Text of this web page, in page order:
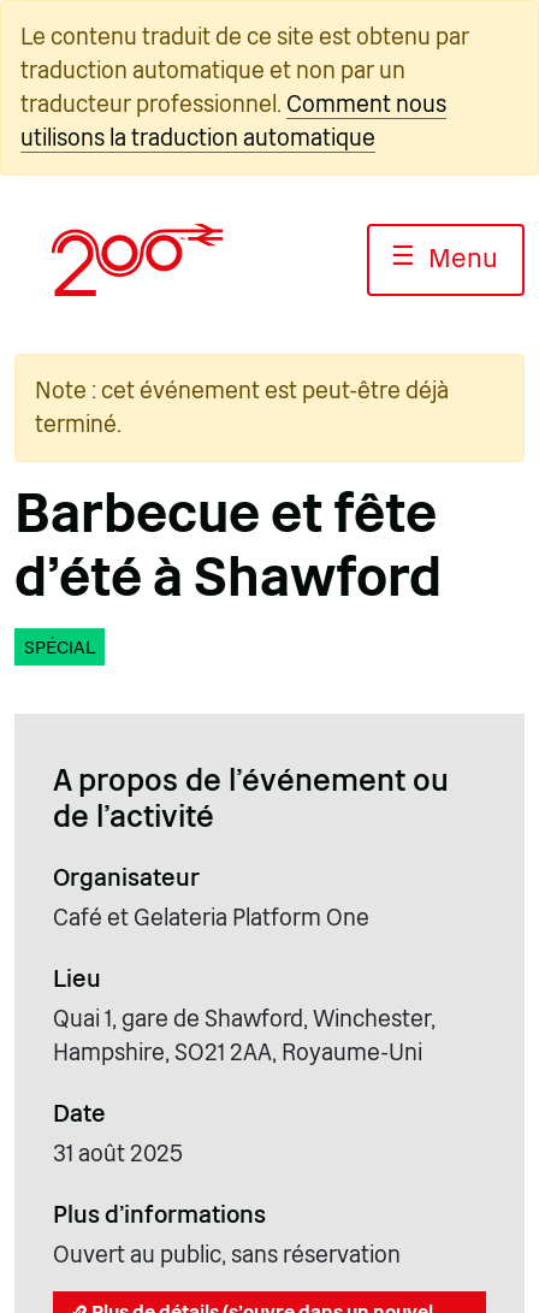
content
Le contenu traduit de ce site est obtenu par
traduction automatique et non par un
traducteur professionnel. Comment nous
utilisons la traduction automatique
☰ Menu
Note : cet événement est peut-être déjà
terminé.
Barbecue et fête
d'été à Shawford
SPÉCIAL
A propos de l'événement ou
de l'activité
Organisateur
Café et Gelateria Platform One
Lieu
Quai 1, gare de Shawford, Winchester,
Hampshire, SO21 2AA, Royaume-Uni
Date
31 août 2025
Plus d'informations
Ouvert au public, sans réservation